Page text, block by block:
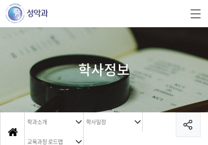
학사정보
학과소개 학사일정
교육과정 로드맵